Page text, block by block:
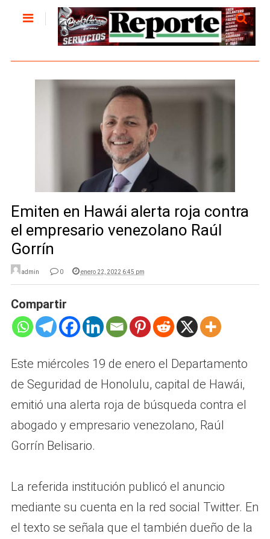
Emiten en Hawái alerta roja contra
el empresario venezolano Raúl
Gorrín
admin 0 enero 22, 2022 6:45 pm
Compartir
Este miércoles 19 de enero el Departamento
de Seguridad de Honolulu, capital de Hawái,
emitió una alerta roja de búsqueda contra el
abogado y empresario venezolano, Raúl
Gorrín Belisario.
La referida institución publicó el anuncio
mediante su cuenta en la red social Twitter. En
el texto se señala que el también dueño de la